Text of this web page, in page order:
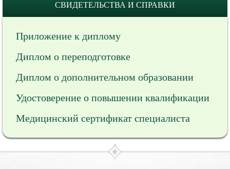
СВИДЕТЕЛЬСТВА И СПРАВКИ
Приложение к диплому
Диплом о переподготовке
Диплом о дополнительном образовании
Удостоверение о повышении квалификации
Медицинский сертификат специалиста